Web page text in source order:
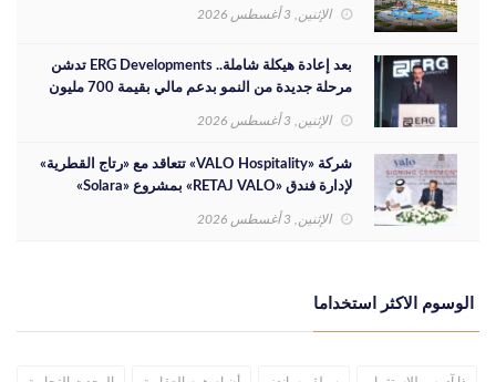
الإثنين, 3 أغسطس 2026
بعد إعادة هيكلة شاملة.. ERG Developments تدشن
مرحلة جديدة من النمو بدعم مالي بقيمة 700 مليون
الإثنين, 3 أغسطس 2026
شركة «VALO Hospitality» تتعاقد مع «رتاج القطرية»
لإدارة فندق «RETAJ VALO» بمشروع «Solara»
الإثنين, 3 أغسطس 2026
الوسوم الاكثر استخداما